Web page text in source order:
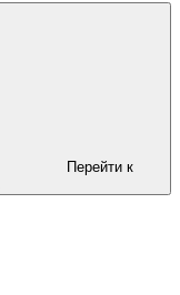
Перейти к